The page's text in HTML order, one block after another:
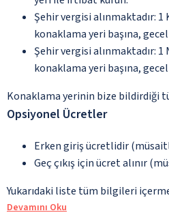
Şehir vergisi alınmaktadır:
konaklama yeri başına,
Şehir vergisi alınmaktadır:
konaklama yeri başına,
Konaklama yerinin bize bildirdiği
Opsiyonel Ücretler
Erken giriş ücretlidir
Geç çıkış için ücret alınır
Yukarıdaki liste tüm bilgileri
Devamını Oku